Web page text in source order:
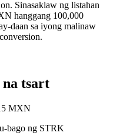
Sinasaklaw ng listahan
hanggang 100,000
daan sa iyong malinaw
tsart
MXN
bago ng STRK